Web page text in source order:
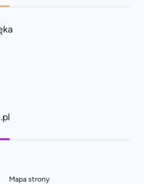
Mapa strony